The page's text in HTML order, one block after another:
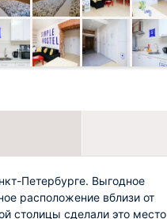
Петербурге. Выгодное
расположение вблизи от
столицы сделали это место